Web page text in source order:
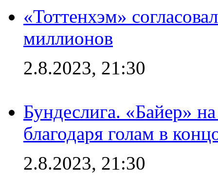
«Тоттенхэм»
миллионов
2.8.2023, 21:30
Бундеслига. «Байер»
благодаря голам в
2.8.2023, 21:30